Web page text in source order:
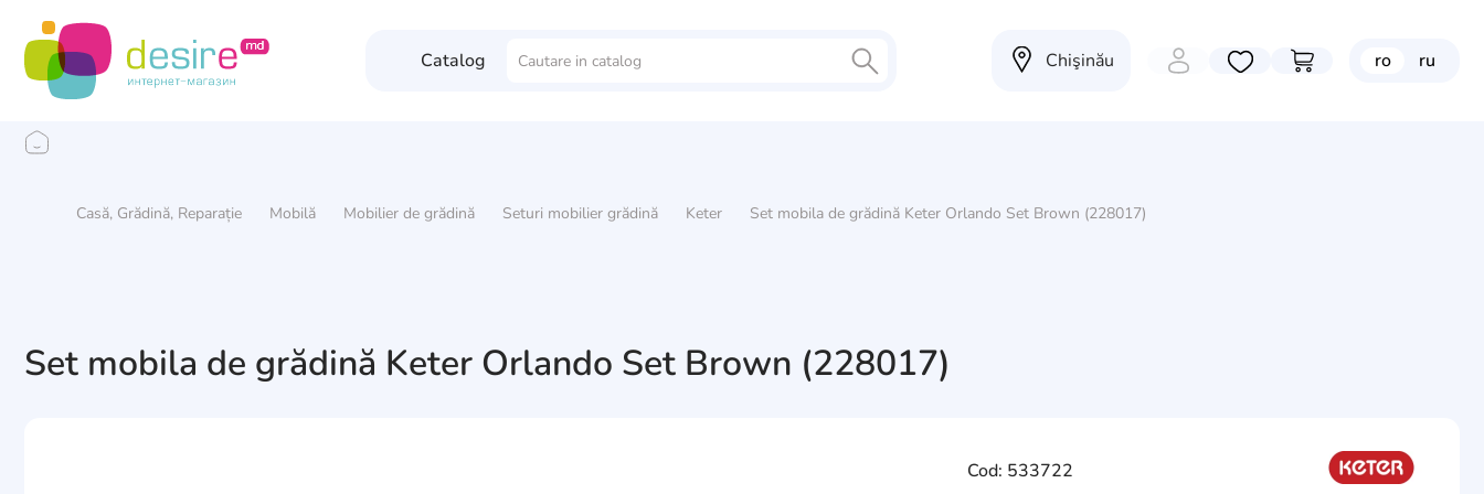
Catalog Chişinău Избранные товары
Перейти в корзину
ro ru
Casă, Grădină, Reparație Mobilă Mobilier de grădină Seturi mobilier grădină Keter Set mobila de grădină Keter Orlando Set Brown (228017)
Set mobila de grădină Keter Orlando Set Brown (228017)
Cod: 533722